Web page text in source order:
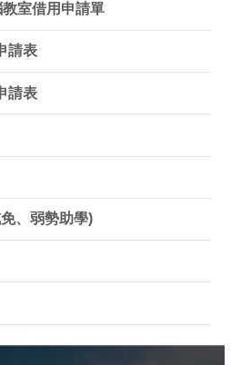
室借用申請單
請表
請表
、弱勢助學)